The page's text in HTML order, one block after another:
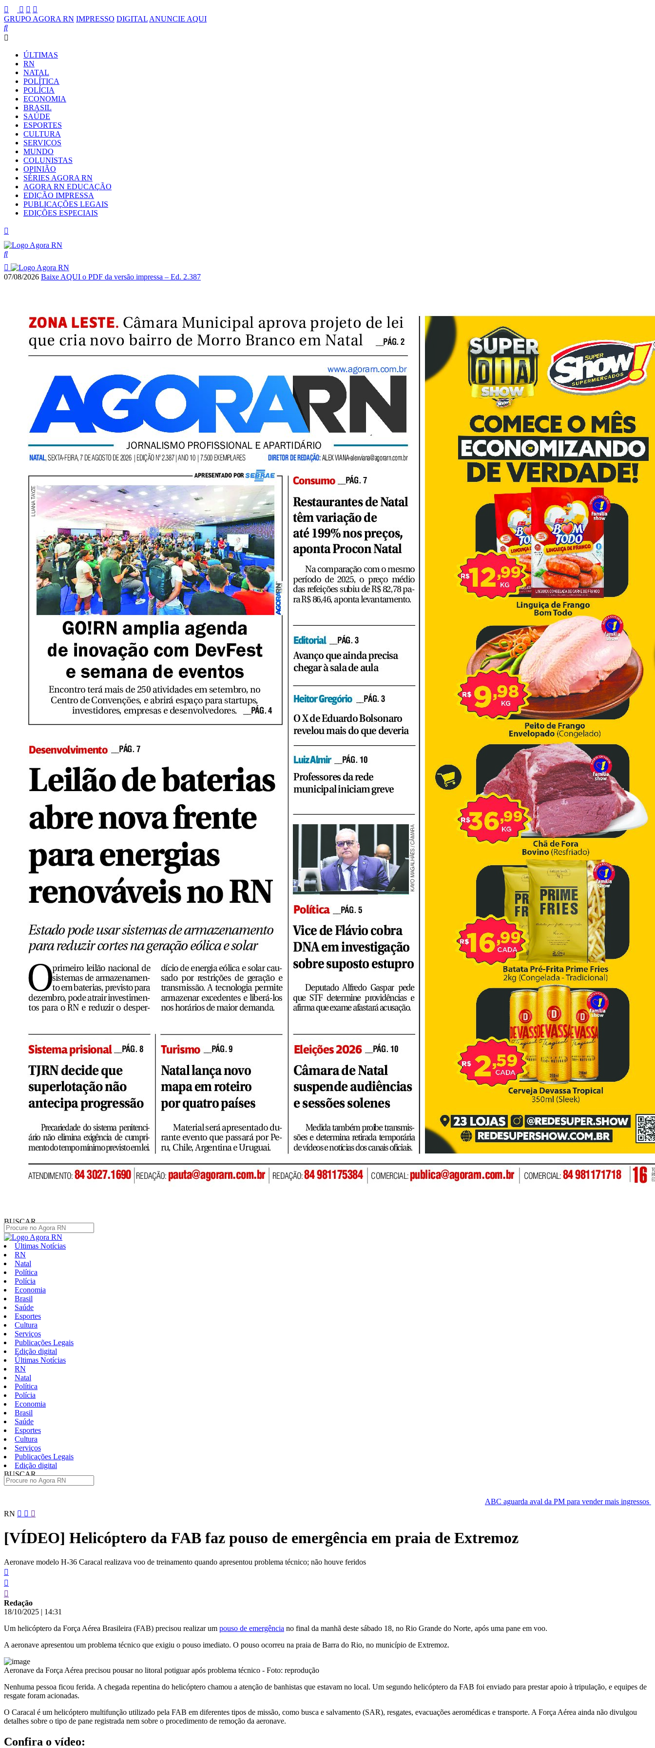
GRUPO AGORA RN IMPRESSO DIGITAL ANUNCIE AQUI
ÚLTIMAS
RN
NATAL
POLÍTICA
POLÍCIA
ECONOMIA
BRASIL
SAÚDE
ESPORTES
CULTURA
SERVIÇOS
MUNDO
COLUNISTAS
OPINIÃO
SÉRIES AGORA RN
AGORA RN EDUCAÇÃO
EDIÇÃO IMPRESSA
PUBLICAÇÕES LEGAIS
EDIÇÕES ESPECIAIS
07/08/2026 Baixe AQUI o PDF da versão impressa – Ed. 2.387
BUSCAR
Últimas Notícias
RN
Natal
Política
Polícia
Economia
Brasil
Saúde
Esportes
Cultura
Serviços
Publicações Legais
Edição digital
Últimas Notícias
RN
Natal
Política
Polícia
Economia
Brasil
Saúde
Esportes
Cultura
Serviços
Publicações Legais
Edição digital
BUSCAR
ABC aguarda aval da PM para vender mais ingressos contra o
Pular
conteúdo
RN
[VÍDEO] Helicóptero da FAB faz pouso de emergência em praia de Extremoz
Aeronave modelo H-36 Caracal realizava voo de treinamento quando apresentou problema técnico; não houve feridos
Redação
18/10/2025 | 14:31
Um helicóptero da Força Aérea Brasileira (FAB) precisou realizar um pouso de emergência no final da manhã deste sábado 18, no Rio Grande do Norte, após uma pane em voo.
A aeronave apresentou um problema técnico que exigiu o pouso imediato. O pouso ocorreu na praia de Barra do Rio, no município de Extremoz.
Aeronave da Força Aérea precisou pousar no litoral potiguar após problema técnico - Foto: reprodução
Nenhuma pessoa ficou ferida. A chegada repentina do helicóptero chamou a atenção de banhistas que estavam no local. Um segundo helicóptero da FAB foi enviado para prestar apoio à tripulação, e equipes de
resgate foram acionadas.
O Caracal é um helicóptero multifunção utilizado pela FAB em diferentes tipos de missão, como busca e salvamento (SAR), resgates, evacuações aeromédicas e transporte. A Força Aérea ainda não divulgou
detalhes sobre o tipo de pane registrada nem sobre o procedimento de remoção da aeronave.
Confira o vídeo: